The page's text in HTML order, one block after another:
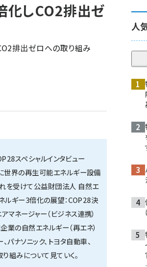
化しCO2排出ゼ
排出ゼロへの取り組み
スペシャルインタビュー
世界の再生可能エネルギー設備
を受けて公益財団法人 自然エ
ルギー3倍化の展望：COP28決
マネージャー（ビジネス連携）
業の自然エネルギー（再エネ）
ナソニック、トヨタ自動車、
組みについて見ていく。
人